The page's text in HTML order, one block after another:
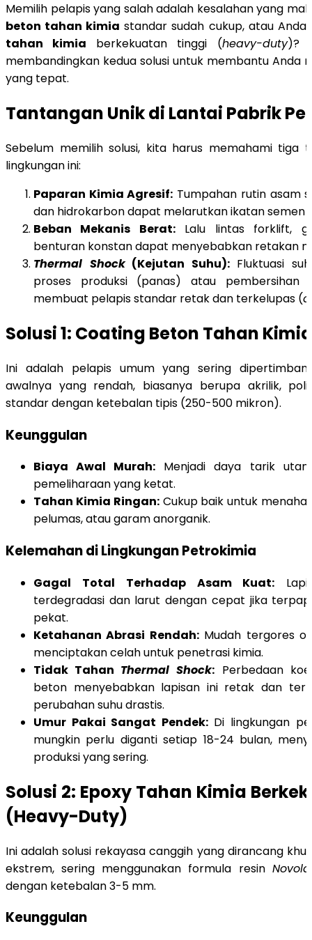
Memilih pelapis yang salah adalah kesalahan yang
beton tahan kimia standar sudah cukup, atau
tahan kimia berkekuatan tinggi (heavy-duty)?
membandingkan kedua solusi untuk membantu Anda
yang tepat.
Tantangan Unik di Lantai Pabrik
Sebelum memilih solusi, kita harus memahami tiga
lingkungan ini:
Paparan Kimia Agresif: Tumpahan rutin asam
dan hidrokarbon dapat melarutkan ikatan semen
Beban Mekanis Berat:Lalu lintas forklift,
benturan konstan dapat menyebabkan retakan
Thermal Shock(Kejutan Suhu):Fluktuasi
proses produksi (panas) atau pembersihan
membuat pelapis standar retak dan terkelupas (
Solusi 1: Coating Beton Tahan
Ini adalah pelapis umum yang sering
awalnya yang rendah, biasanya berupa akrilik,
standar dengan ketebalan tipis (250-500 mikron).
Keunggulan
Biaya Awal Murah: Menjadi daya tarik
pemeliharaan yang ketat.
Tahan Kimia Ringan:Cukup baik untuk
pelumas, atau garam anorganik.
Kelemahan di Lingkungan Petrokimia
Gagal Total Terhadap Asam Kuat:
terdegradasi dan larut dengan cepat jika
pekat.
Ketahanan Abrasi Rendah:Mudah tergores
menciptakan celah untuk penetrasi kimia.
Tidak Tahan Thermal Shock: Perbedaan
beton menyebabkan lapisan ini retak dan
perubahan suhu drastis.
Umur Pakai Sangat Pendek:Di lingkungan
mungkin perlu diganti setiap 18-24 bulan,
produksi yang sering.
Solusi 2: Epoxy Tahan Kimia
(Heavy-Duty)
Ini adalah solusi rekayasa canggih yang dirancang
ekstrem, sering menggunakan formula resin
dengan ketebalan 3-5 mm.
Keunggulan